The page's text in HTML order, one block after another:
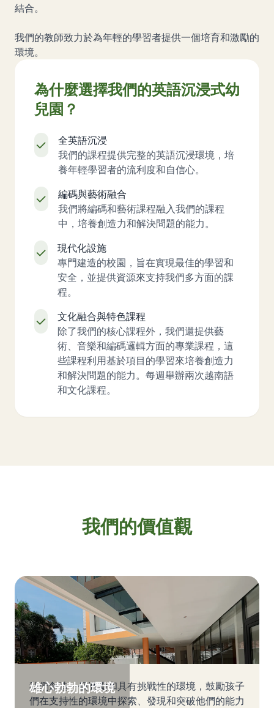
結合。
我們的教師致力於為年輕的學習者提供一個培育和激勵的
環境。
為什麼選擇我們的英語沉浸式幼
兒園？
全英語沉浸
我們的課程提供完整的英語沉浸環境，培
養年輕學習者的流利度和自信心。
編碼與藝術融合
我們將編碼和藝術課程融入我們的課程
中，培養創造力和解決問題的能力。
現代化設施
專門建造的校園，旨在實現最佳的學習和
安全，並提供資源來支持我們多方面的課
程。
文化融合與特色課程
除了我們的核心課程外，我們還提供藝
術、音樂和編碼邏輯方面的專業課程，這
些課程利用基於項目的學習來培養創造力
和解決問題的能力。每週舉辦兩次越南語
和文化課程。
我們的價值觀
雄心勃勃的環境
我們創造一個激勵和具有挑戰性的環境，鼓勵孩子
們在支持性的環境中探索、發現和突破他們的能力